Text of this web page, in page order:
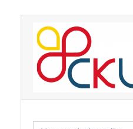
Nazwa użytkownika